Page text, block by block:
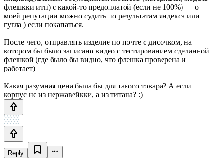
флешкки итп) с какой-то предоплатой (если не 100%) — о
моей репутации можно судить по результатам яндекса или
гугла ) если покапаться.
После чего, отправлять изделие по почте с дисочком, на
котором бы было записано видео с тестированием сделанной
флешкой (где было бы видно, что флешка проверена и
работает).
Какая разумная цена была бы для такого товара? А если
корпус не из нержавейкки, а из титана? :)
Reply